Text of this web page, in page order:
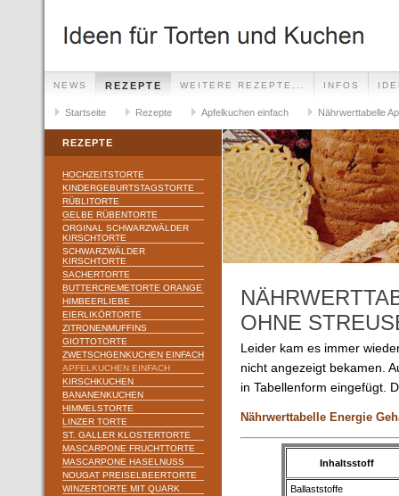
NEWS REZEPTE WEITERE REZEPTE... INFOS
Startseite Rezepte Apfelkuchen einfach Nährwerttabelle
REZEPTE
HOCHZEITSTORTE
KINDERGEBURTSTAGSTORTE
RÜBLITORTE
GELBE RÜBENTORTE
ORGINAL SCHWARZWÄLDER
KIRSCHTORTE
SCHWARZWÄLDER
KIRSCHTORTE
SACHERTORTE
BUTTERCREMETORTE ORANGE
HIMBEERLIEBE
EIERLIKÖRTORTE
ZITRONENMUFFINS
GIOTTOTORTE
ZWETSCHGENKUCHEN EINFACH
APFELKUCHEN EINFACH
KIRSCHKUCHEN
BANANENKUCHEN
HIMMELSTORTE
LINZER TORTE
ST. GALLER KLOSTERTORTE
MASCARPONE FRUCHTTORTE
MASCARPONE HASELNUSS
NOUGAT PREISELBEERTORTE
WINZERTORTE MIT QUARK
OHNE
Leider kam es immer
nicht angezeigt bekamen.
in Tabellenform eingefügt.
Nährwerttabelle Energie
Inhaltsstoff
Ballaststoffe